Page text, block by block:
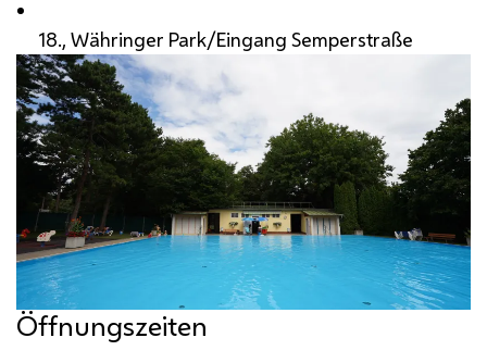
18., Währinger Park/Eingang Semperstraße
Öffnungszeiten